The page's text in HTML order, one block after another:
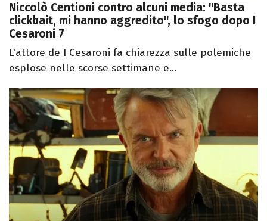
Niccolò Centioni contro alcuni media: "Basta
clickbait, mi hanno aggredito", lo sfogo dopo I
Cesaroni 7
L'attore de I Cesaroni fa chiarezza sulle polemiche
esplose nelle scorse settimane e...